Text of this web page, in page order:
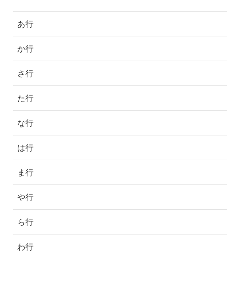
あ行
か行
さ行
た行
な行
は行
ま行
や行
ら行
わ行